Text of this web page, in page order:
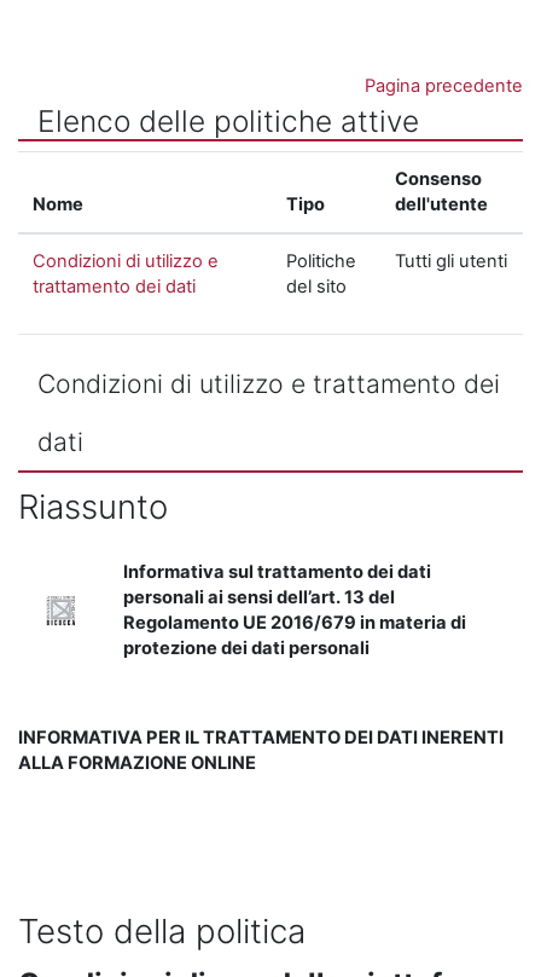
Pagina precedente
Elenco delle politiche attive
Nome Tipo
Consenso
dell'utente
Condizioni di utilizzo e
trattamento dei dati
Politiche
del sito
Tutti gli utenti
Condizioni di utilizzo e trattamento dei
dati
Riassunto
Informativa sul trattamento dei dati
personali ai sensi dell’art. 13 del
Regolamento UE 2016/679 in materia di
protezione dei dati personali
INFORMATIVA PER IL TRATTAMENTO DEI DATI INERENTI
ALLA FORMAZIONE ONLINE
Testo della politica